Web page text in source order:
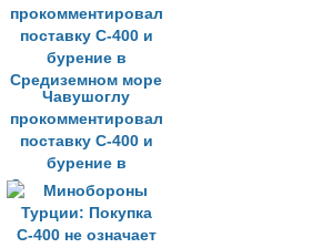
Чавушоглу
прокомментировал
поставку С-400 и
бурение в
Средиземном море